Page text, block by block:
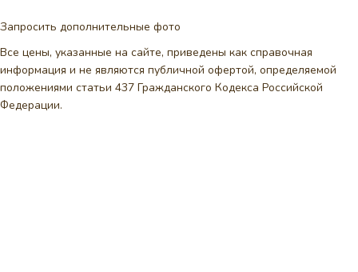
Запросить дополнительные фото
Все цены, указанные на сайте, приведены как справочная
информация и не являются публичной офертой, определяемой
положениями статьи 437 Гражданского Кодекса Российской
Федерации.